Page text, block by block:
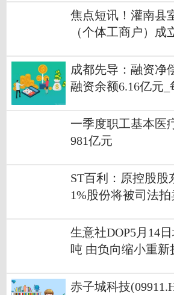
焦点短讯！灌南县
（个体工商户）成
成都先导：融资净
融资余额6.16亿元_
一季度职工基本医
981亿元
ST百利：原控股股
1%股份将被司法拍
生意社DOP5月14
吨 由负向缩小重新
赤子城科技